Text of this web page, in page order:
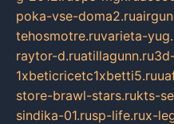
poka-vse-doma2.ru
tehosmotre.ruvarieta-
raytor-d.ruatillagunn.ru
1xbeticricetc1xbetti5.ru
store-brawl-stars.rukts-
sindika-01.rusp-life.rux-